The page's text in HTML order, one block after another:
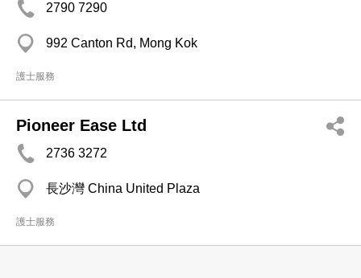
2790 7290
992 Canton Rd, Mong Kok
護士服務
Pioneer Ease Ltd
2736 3272
長沙灣 China United Plaza
護士服務